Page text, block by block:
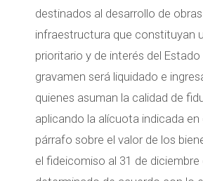
destinados al desarrollo de
infraestructura que constituyan
prioritario y de interés del Estado
gravamen será liquidado e
quienes asuman la calidad de
aplicando la alícuota indicada en
párrafo sobre el valor de los
el fideicomiso al 31 de diciembre